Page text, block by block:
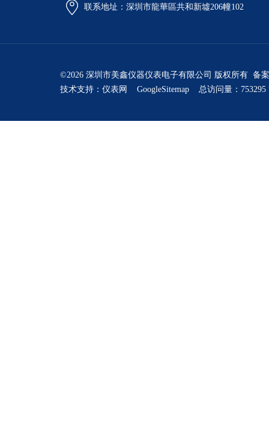
联系地址：深圳市龍華區共和新墟206幢102
©2026 深圳市美鑫仪器仪表电子有限公司 版权所有 备
技术支持： 仪表网 GoogleSitemap 总访问量：753295